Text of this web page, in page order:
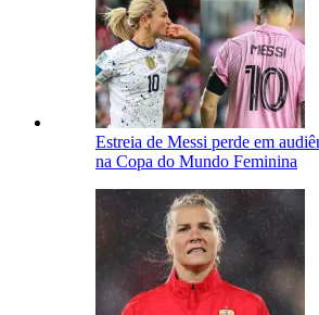
Estreia de Messi perde em
na Copa do Mundo Feminina